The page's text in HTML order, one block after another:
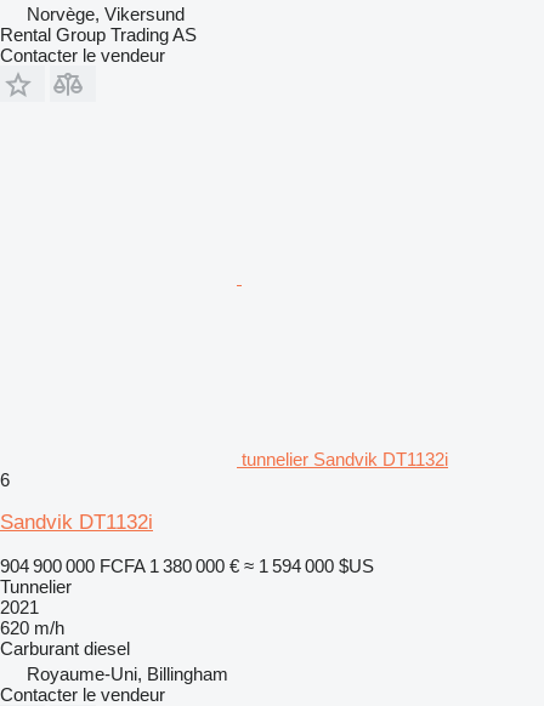
Norvège, Vikersund
Rental Group Trading AS
Contacter le vendeur
tunnelier Sandvik DT1132i
6
Sandvik DT1132i
904 900 000 FCFA 1 380 000 € ≈ 1 594 000 $US
Tunnelier
2021
620 m/h
Carburant diesel
Royaume-Uni, Billingham
Contacter le vendeur